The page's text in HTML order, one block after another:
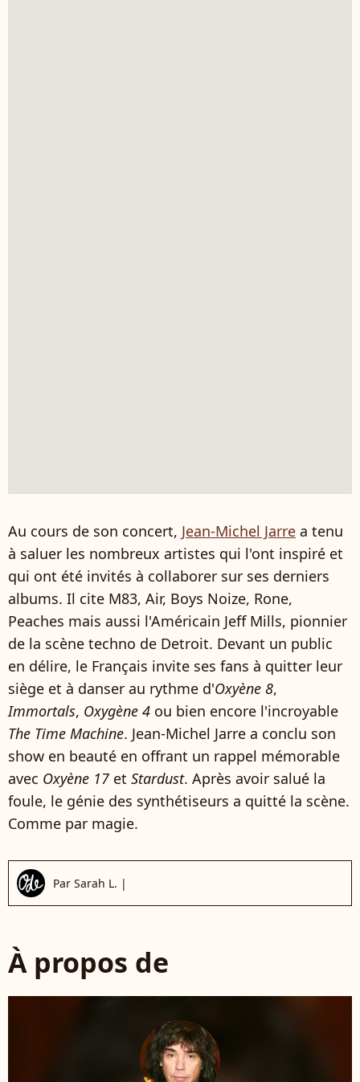
Au cours de son concert, Jean-Michel Jarre a tenu
à saluer les nombreux artistes qui l'ont inspiré et
qui ont été invités à collaborer sur ses derniers
albums. Il cite M83, Air, Boys Noize, Rone,
Peaches mais aussi l'Américain Jeff Mills, pionnier
de la scène techno de Detroit. Devant un public
en délire, le Français invite ses fans à quitter leur
siège et à danser au rythme d'Oxyène 8,
Immortals, Oxygène 4 ou bien encore l'incroyable
The Time Machine. Jean-Michel Jarre a conclu son
show en beauté en offrant un rappel mémorable
avec Oxyène 17 et Stardust. Après avoir salué la
foule, le génie des synthétiseurs a quitté la scène.
Comme par magie.
Par Sarah L. |
À propos de